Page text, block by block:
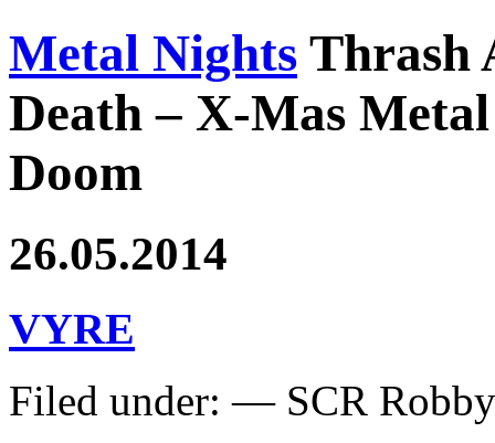
Metal Nights Thrash
Death – X-Mas
Doom
26.05.2014
VYRE
Filed under: — SCR